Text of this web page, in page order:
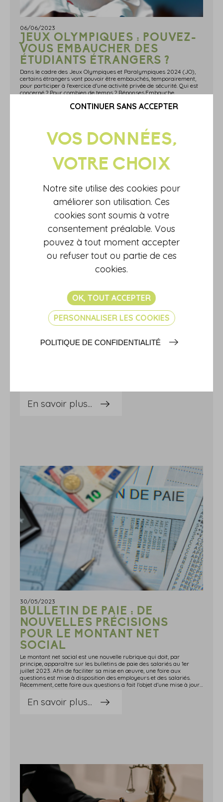
06/06/2023
JEUX OLYMPIQUES : POUVEZ-
VOUS EMBAUCHER DES
ÉTUDIANTS ÉTRANGERS ?
Dans le cadre des Jeux Olympiques et Paralympiques 2024 (JO),
certains étrangers vont pouvoir être embauchés, temporairement,
pour participer à l'exercice d'une activité privée de sécurité. Qui est
concerné ? Pour combien de temps ? Réponses.Embauche
31/05/2023
COTISATIONS INDÛMENT
TOUJOURS REMBOURSABLES ?
En savoir plus...
30/05/2023
BULLETIN DE PAIE : DE
NOUVELLES PRÉCISIONS
POUR LE MONTANT NET
SOCIAL
Le montant net social est une nouvelle rubrique qui doit, par
principe, apparaître sur les bulletins de paie des salariés au 1er
juillet 2023. Afin de faciliter sa mise en œuvre, une foire aux
questions est mise à disposition des employeurs et des salariés.
Récemment, cette foire aux questions a fait l'objet d'une mise à jour par le Gouvernement…Montant net social : de nouvelles précisions bienvenues…Pour rappel, le montant net social correspond au revenu net après déduction de l'ensemble des prélèvements sociaux obligatoires.Ce montant net social est habituellement déclaré pour bénéficier de certains compléments de revenus (prime d'activité, RSA, etc.). Or son calcul n'était pas aisé pour les allocataires de ces prestations.Par principe, cette nouvelle rubrique doit s'appliquer à toutes les paies réalisées à compter du 1er juillet 2023.Néanmoins, pour les entreprises en décalage de paie, en cas d'impossibilité d'afficher le montant net social sur les bulletins de paie liés à l'activité du mois de juin 2023, il sera possible de l'afficher à partir des bulletins de paie relatifs à la période d'emploi de juillet 2023 (et donc aux versements réalisés en août 2023).Des précisions sont également fournies pour les modalités de déduction des exonérations de cotisations et contributions salariales.Pour rappel, les cotisations et contributions salariales à déduire du montant net social sont : la part salariale de l'ensemble des cotisations et contributions sociales d'origine légale et conventionnelle ; les cotisations salariales à la complémentaire santé finançant les garanties « frais de santé ».Cependant, les cotisations et contributions salariales de prévoyance et de retraite supplémentaire ne sont pas déduites du montant de la rémunération.Le Gouvernement précise également que les contributions et cotisations salariales à déduire sont celles effectivement acquittées (« payées ») par le salarié.Ainsi, pour la prise en compte des exonérations et allègements, le calcul dépend de l'affichage sur le bulletin de paie du montant des exonérations et allègements : si le montant est en valeur négative, on soustrait le montant des exonérations et allègements de cotisations aux contributions et cotisations salariales à déduire ; si le montant est en valeur positive, on ajoute le montant des exonérations et allègements de cotisations aux contributions et cotisations salariales à déduire. Sources : Foire aux questions « Le montant net social sur le bulletin de paie : foire aux questions » du Ministère du Travail, du Plein emploi et de l'Insertion, mise à jour du 4 mai 2023Bulletin de paie : de nouvelles précisions pour le montant net social - © Copyright WebLex
En savoir plus...
Notre site utilise des cookies pour
améliorer son utilisation. Ces
cookies sont soumis à votre
consentement préalable. Vous
pouvez à tout moment accepter
ou refuser tout ou partie de ces
cookies.
OK, TOUT ACCEPTER
CONTINUER SANS ACCEPTER
PERSONNALISER LES COOKIES
POLITIQUE DE CONFIDENTIALITÉ